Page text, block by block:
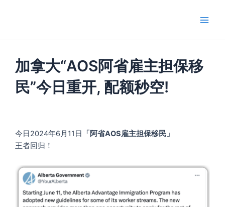
加拿大“AOS阿省雇主担保移
民”今日重开, 配额秒空!
今日2024年6月11日
「阿省AOS雇主担保移民」
王者回归！